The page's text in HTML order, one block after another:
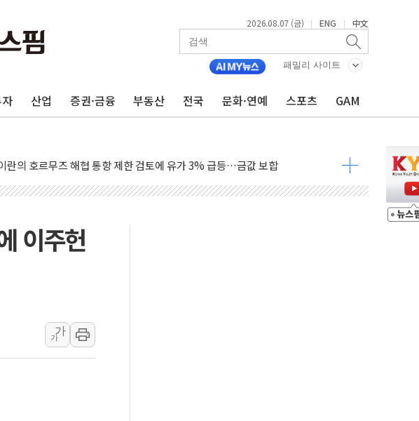
2026.08.07 (금) | ENG | 中文
패밀리 사이트
산업 증권·금융 부동산 전국 문화·연예 스포츠 GAM
출산 시민권 차단' 행정명령 서명…출생시민권 제한 재시동
전 조만간 끝날 것"…군수품 부족설 일축 "막대한 무기 보유"
커진 고가 1주택자…맞교환·재매수·다운사이징 '저울질'
, 원가 개선으로 실적 방어…다음 과제는 '외형 확대'
가·금리 부담에 하락…다우 5거래일 랠리 '마침표'
호르무즈 해협 재개방 합의 막바지.."美와 직접 협상 없어"
늘 부동산 정책 점검 2차 회의…주택 공급 대책 막바지 조율할 듯
일정] 8월 7일(금)
국방 "러, 우크라 드론으로 나토 회원국 공격 검토… 거짓 깃발 작전"
실리콘밸리서 젠슨 황 재회…로봇·AI 데이터센터·모빌리티 구체화
이주헌
가
가